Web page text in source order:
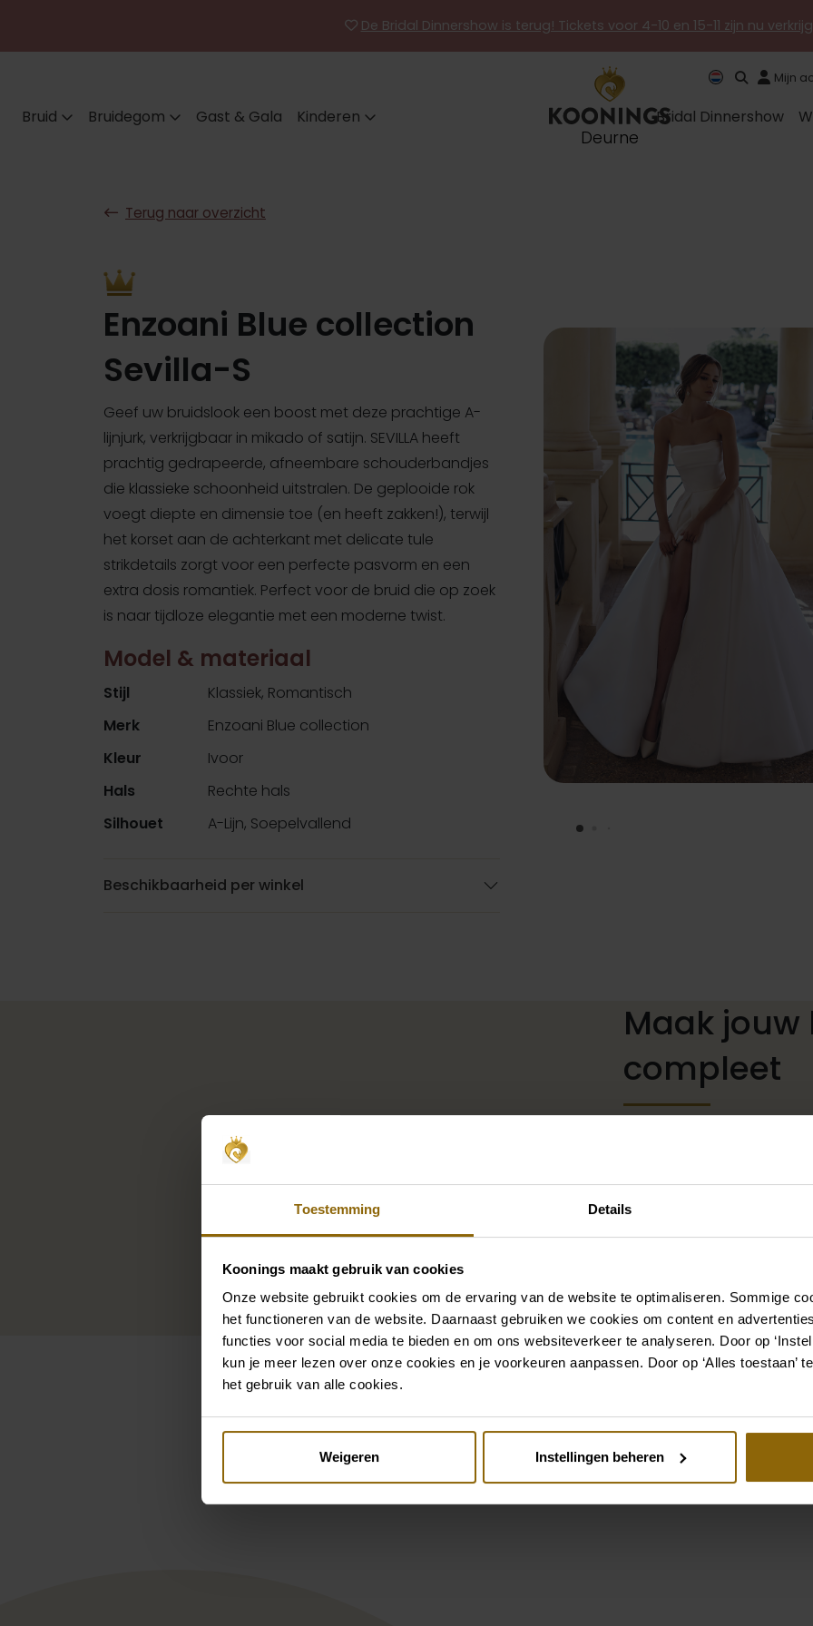
Toestemming Details
Koonings maakt gebruik van cookies
Onze website gebruikt cookies om de ervaring van de website te optimaliseren. Sommige
het functioneren van de website. Daarnaast gebruiken we cookies om content en
functies voor social media te bieden en om ons websiteverkeer te analyseren. Door op
kun je meer lezen over onze cookies en je voorkeuren aanpassen. Door op ‘Alles toestaan’
het gebruik van alle cookies.
Weigeren Instellingen beheren
De Bridal Dinnershow is terug! Tickets voor 4-10 en 15-11 zijn nu
Bruid Bruidegom Gast & Gala Kinderen
Deurne
Mijn
Bridal Dinnershow
Terug naar overzicht
Enzoani Blue collection
Sevilla-S
Geef uw bruidslook een boost met deze prachtige A-
lijnjurk, verkrijgbaar in mikado of satijn. SEVILLA heeft
prachtig gedrapeerde, afneembare schouderbandjes
die klassieke schoonheid uitstralen. De geplooide rok
voegt diepte en dimensie toe (en heeft zakken!), terwijl
het korset aan de achterkant met delicate tule
strikdetails zorgt voor een perfecte pasvorm en een
extra dosis romantiek. Perfect voor de bruid die op zoek
is naar tijdloze elegantie met een moderne twist.
Model & materiaal
Stijl
Klassiek, Romantisch
Merk
Enzoani Blue collection
Kleur
Ivoor
Hals
Rechte hals
Silhouet
A-Lijn, Soepelvallend
Beschikbaarheid per winkel
Maak
compleet
De perfecte
kettingen, armbanden en
of een prachtige sluier,
jouw bruidslook is pas af
grote accessoire winkel
vind je de perfecte
Ga naar accessoires
Libelle Myra
Pinterest
Aire Barcelona Bandol
Pinterest
Libelle Kamden